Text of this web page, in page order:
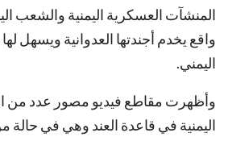
المنشآت العسكرية اليمنية والشعب
واقع يخدم أجندتها العدوانية ويسهل
اليمني.
وأظهرت مقاطع فيديو مصور عدد من
اليمنية في قاعدة العند وهي في حالة